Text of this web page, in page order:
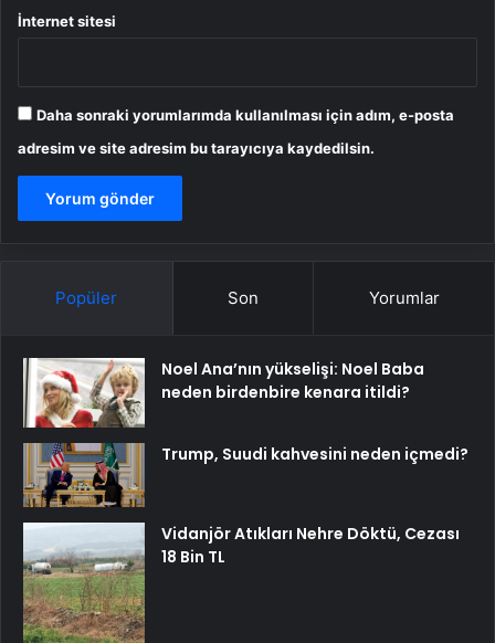
İnternet sitesi
Daha sonraki yorumlarımda kullanılması için adım, e-posta
adresim ve site adresim bu tarayıcıya kaydedilsin.
Popüler Son Yorumlar
Noel Ana’nın yükselişi: Noel Baba
neden birdenbire kenara itildi?
Trump, Suudi kahvesini neden içmedi?
Vidanjör Atıkları Nehre Döktü, Cezası
18 Bin TL